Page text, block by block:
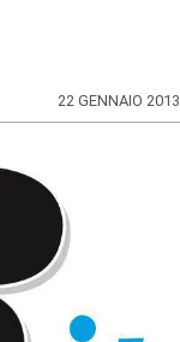
22 GENNAIO 2013